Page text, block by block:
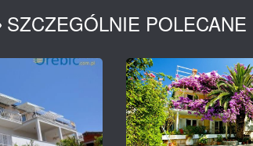
SZCZEGÓLNIE POLECANE